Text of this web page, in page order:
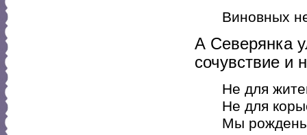
Виновных
А Северянка
сочувствие и
Не для
Не для
Мы